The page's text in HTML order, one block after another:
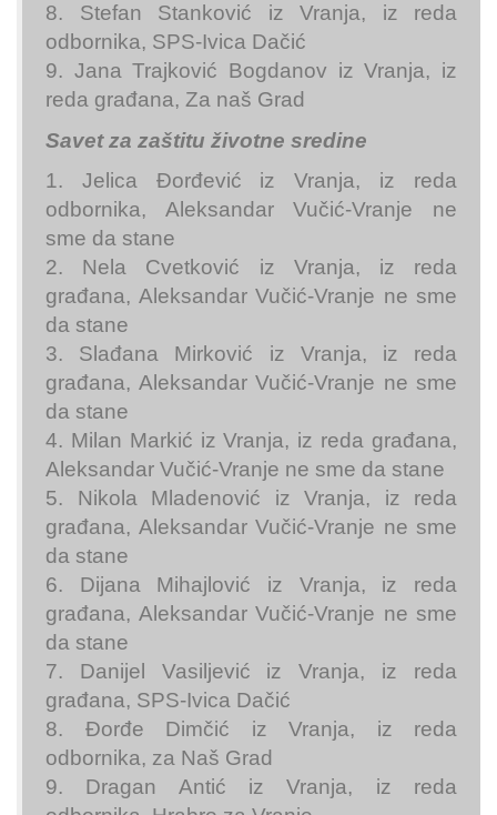
8. Stefan Stanković iz Vranja, iz reda
odbornika, SPS-Ivica Dačić
9. Jana Trajković Bogdanov iz Vranja, iz
reda građana, Za naš Grad
Savet za zaštitu životne sredine
1. Jelica Đorđević iz Vranja, iz reda
odbornika, Aleksandar Vučić-Vranje ne
sme da stane
2. Nela Cvetković iz Vranja, iz reda
građana, Aleksandar Vučić-Vranje ne sme
da stane
3. Slađana Mirković iz Vranja, iz reda
građana, Aleksandar Vučić-Vranje ne sme
da stane
4. Milan Markić iz Vranja, iz reda građana,
Aleksandar Vučić-Vranje ne sme da stane
5. Nikola Mladenović iz Vranja, iz reda
građana, Aleksandar Vučić-Vranje ne sme
da stane
6. Dijana Mihajlović iz Vranja, iz reda
građana, Aleksandar Vučić-Vranje ne sme
da stane
7. Danijel Vasiljević iz Vranja, iz reda
građana, SPS-Ivica Dačić
8. Đorđe Dimčić iz Vranja, iz reda
odbornika, za Naš Grad
9. Dragan Antić iz Vranja, iz reda